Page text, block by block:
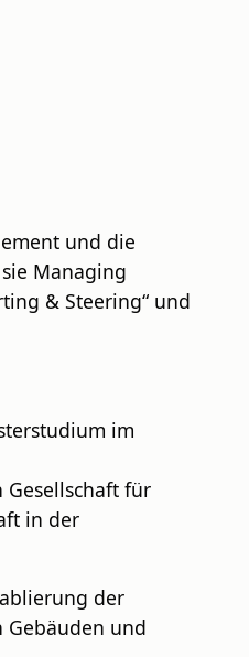
und die
Managing
& Steering“ und
im
für
in der
der
und